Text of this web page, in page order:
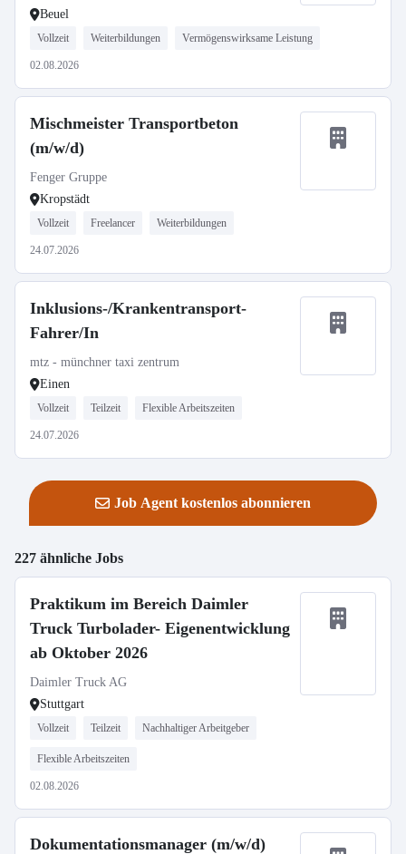
Beuel
Vollzeit Weiterbildungen Vermögenswirksame Leistung
02.08.2026
Mischmeister Transportbeton
(m/w/d)
Fenger Gruppe
Kropstädt
Vollzeit Freelancer Weiterbildungen
24.07.2026
Inklusions-/Krankentransport-
Fahrer/In
mtz - münchner taxi zentrum
Einen
Vollzeit Teilzeit Flexible Arbeitszeiten
24.07.2026
Job Agent kostenlos abonnieren
227 ähnliche Jobs
Praktikum im Bereich Daimler
Truck Turbolader- Eigenentwicklung
ab Oktober 2026
Daimler Truck AG
Stuttgart
Vollzeit Teilzeit Nachhaltiger Arbeitgeber
Flexible Arbeitszeiten
02.08.2026
Dokumentationsmanager (m/w/d)